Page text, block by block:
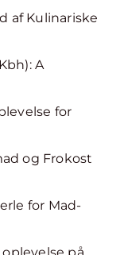
af Kulinariske
A
for
og Frokost
for Mad-